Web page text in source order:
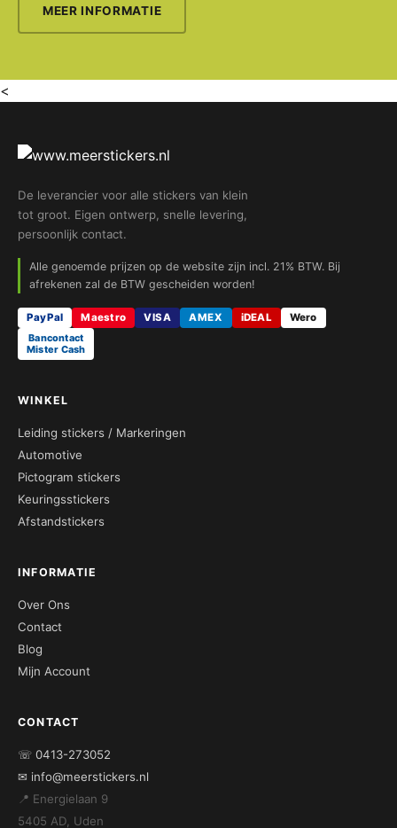
MEER INFORMATIE
<
De leverancier voor alle stickers van klein
tot groot. Eigen ontwerp, snelle levering,
persoonlijk contact.
Alle genoemde prijzen op de website zijn incl. 21% BTW. Bij
afrekenen zal de BTW gescheiden worden!
PayPal Maestro VISA AMEX iDEAL
Wero
Bancontact
Mister Cash
WINKEL
Leiding stickers / Markeringen
Automotive
Pictogram stickers
Keuringsstickers
Afstandstickers
INFORMATIE
Over Ons
Contact
Blog
Mijn Account
CONTACT
☏ 0413-273052
✉ info@meerstickers.nl
📍 Energielaan 9
5405 AD, Uden